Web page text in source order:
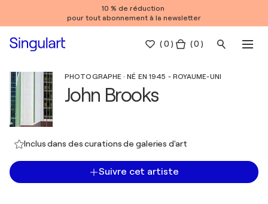
10 % de réduction
pour tout abonnement à la newsletter
(0 ) ( 0 )
PHOTOGRAPHE · NÉ EN 1945 - ROYAUME-UNI
John Brooks
Inclus dans des curations de galeries d'art
Suivre cet artiste